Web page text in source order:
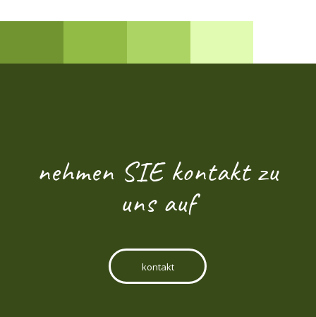
nehmen SIE kontakt zu
uns auf
kontakt